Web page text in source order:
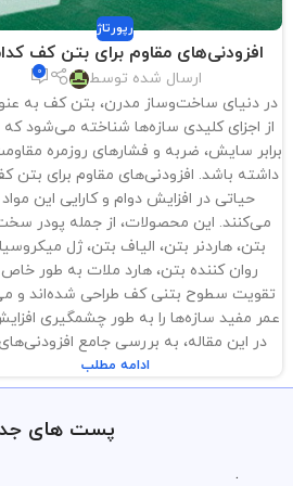
رپورتاژ
افزودنی‌های مقاوم برای بتن کف
ارسال شده توسط 0
در دنیای ساخت‌وساز مدرن، بتن کف به
از اجزای کلیدی سازه‌ها شناخته می‌شود که
برابر سایش، ضربه و فشارهای روزمره
داشته باشد. افزودنی‌های مقاوم برای
حیاتی در افزایش دوام و کارایی این مواد
می‌کنند. این محصولات، از جمله پودر
بتن، هاردنر بتن، الیاف بتن، ژل
روان کننده بتن، هارد ملات به طور خاص
تقویت سطوح بتنی کف طراحی شده‌اند و
عمر مفید سازه‌ها را به طور چشمگیری
در این مقاله، به بررسی جامع
ادامه مطلب
پست های
.